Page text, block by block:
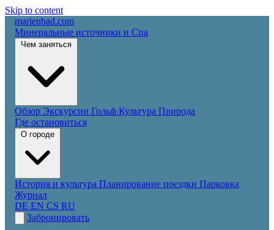
Skip to content
marienbad.com
Минеральные источники и Спа
Обзор Экскурсии Гольф Культура Природа
Где остановиться
История и культура Планирование поездки Парковка
Журнал
DE EN CS RU
Забронировать